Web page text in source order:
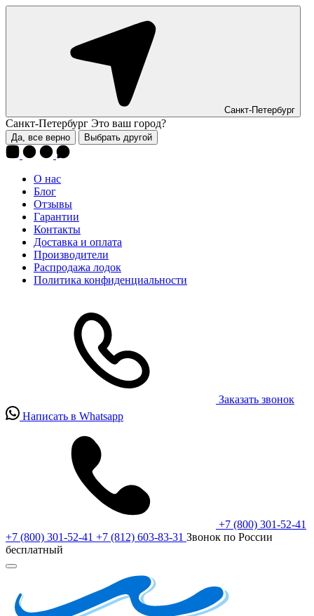
Санкт-Петербург
Санкт-Петербург Это ваш город?
Да, все верно Выбрать другой
О нас
Блог
Отзывы
Гарантии
Контакты
Доставка и оплата
Производители
Распродажа лодок
Политика конфиденциальности
Заказать звонок
Написать в Whatsapp
+7 (800) 301-52-41
+7 (800) 301-52-41 +7 (812) 603-83-31 Звонок по России
бесплатный